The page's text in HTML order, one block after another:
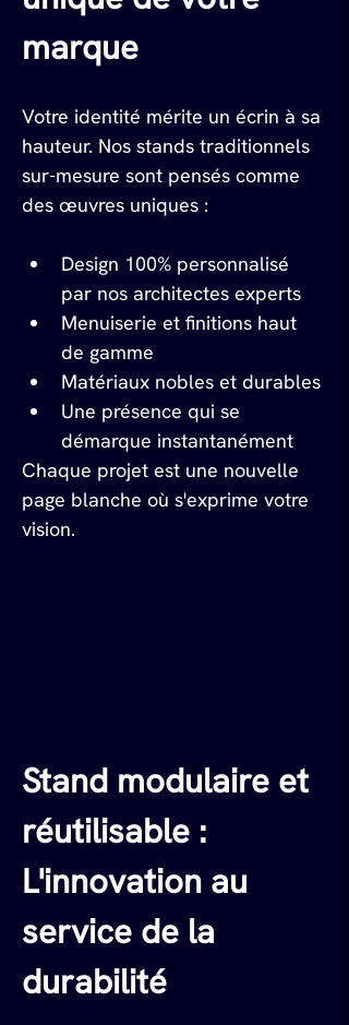
marque
Votre identité mérite un écrin à sa
hauteur. Nos stands traditionnels
sur-mesure sont pensés comme
des œuvres uniques :
Design 100% personnalisé
par nos architectes experts
Menuiserie et finitions haut
de gamme
Matériaux nobles et durables
Une présence qui se
démarque instantanément
Chaque projet est une nouvelle
page blanche où s'exprime votre
vision.
Stand modulaire et
réutilisable :
L'innovation au
service de la
durabilité